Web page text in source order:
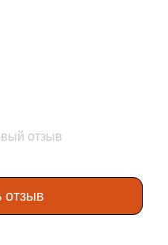
отзыв
отзыв